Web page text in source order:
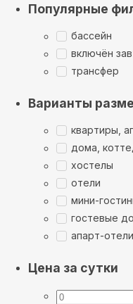
Популярные
бассейн
включён
трансфер
Варианты
квартиры,
дома,
хостелы
отели
мини-
гостевые
апарт-отели
Цена за сутки